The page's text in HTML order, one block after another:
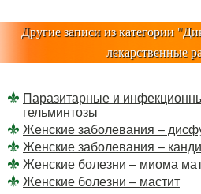
Другие записи из категории "
лекарственные
Паразитарные и
гельминтозы
Женские заболевания –
Женские заболевания –
Женские болезни – миома
Женские болезни – мастит